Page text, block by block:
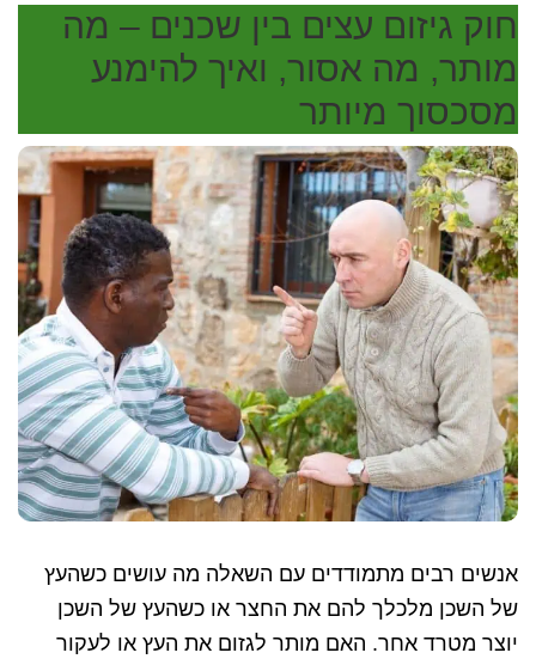
עץ
דקל
בגינה?
וחסרונות
שצריך
להכיר
חוק גיזום עצים בין שכנים – מה
מותר, מה אסור, ואיך להימנע
מסכסוך מיותר
אנשים רבים מתמודדים עם השאלה מה עושים כשהעץ
של השכן מלכלך להם את החצר או כשהעץ של השכן
יוצר מטרד אחר. האם מותר לגזום את העץ או לעקור